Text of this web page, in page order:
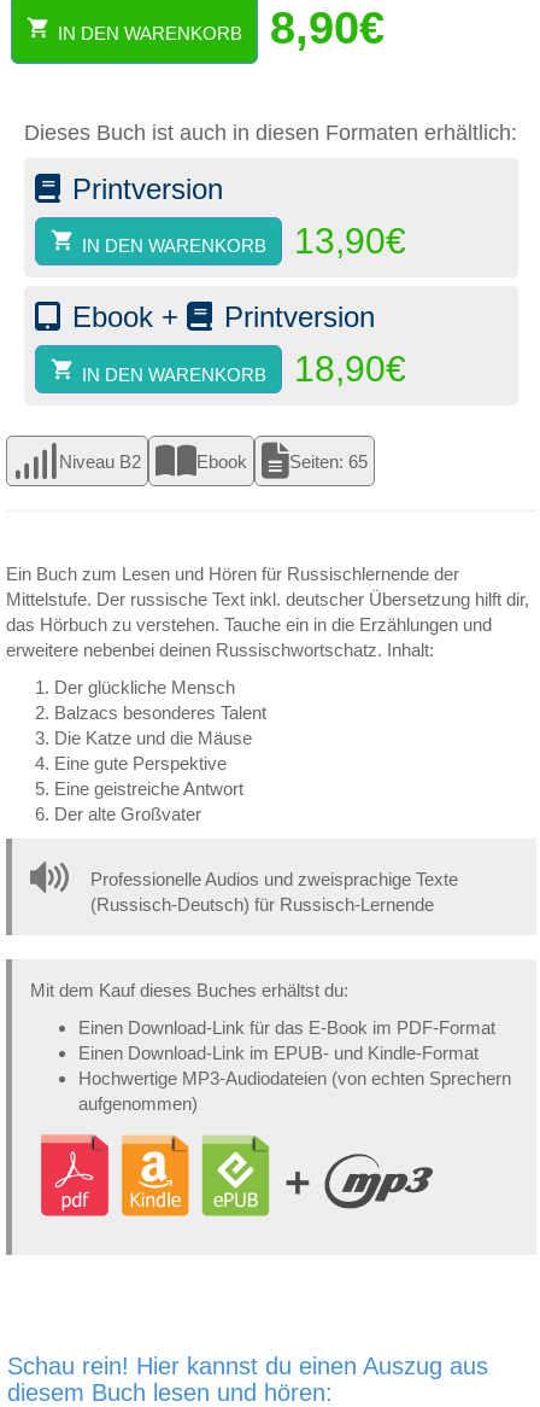
Geschichten
auf
Niveau
Buch
(Ebook)
IN DEN WARENKORB 8,90€
Dieses Buch ist auch in diesen Formaten erhältlich:
Printversion
IN DEN WARENKORB 13,90€
Ebook + Printversion
IN DEN WARENKORB 18,90€
Niveau B2 Ebook Seiten: 65
Ein Buch zum Lesen und Hören für Russischlernende der
Mittelstufe. Der russische Text inkl. deutscher Übersetzung hilft dir,
das Hörbuch zu verstehen. Tauche ein in die Erzählungen und
erweitere nebenbei deinen Russischwortschatz. Inhalt:
Der glückliche Mensch
Balzacs besonderes Talent
Die Katze und die Mäuse
Eine gute Perspektive
Eine geistreiche Antwort
Der alte Großvater
Professionelle Audios und zweisprachige Texte
(Russisch-Deutsch) für Russisch-Lernende
Mit dem Kauf dieses Buches erhältst du:
Einen Download-Link für das E-Book im PDF-Format
Einen Download-Link im EPUB- und Kindle-Format
Hochwertige MP3-Audiodateien (von echten Sprechern
aufgenommen)
Schau rein! Hier kannst du einen Auszug aus
diesem Buch lesen und hören: